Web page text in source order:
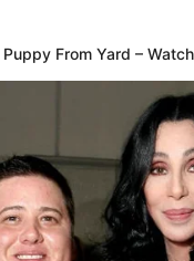
From Yard –